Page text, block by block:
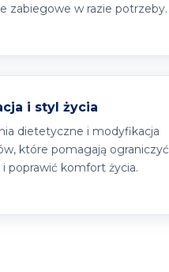
zabiegowe w razie potrzeby.
i styl życia
dietetyczne i modyfikacja
które pomagają ograniczyć
i poprawić komfort życia.